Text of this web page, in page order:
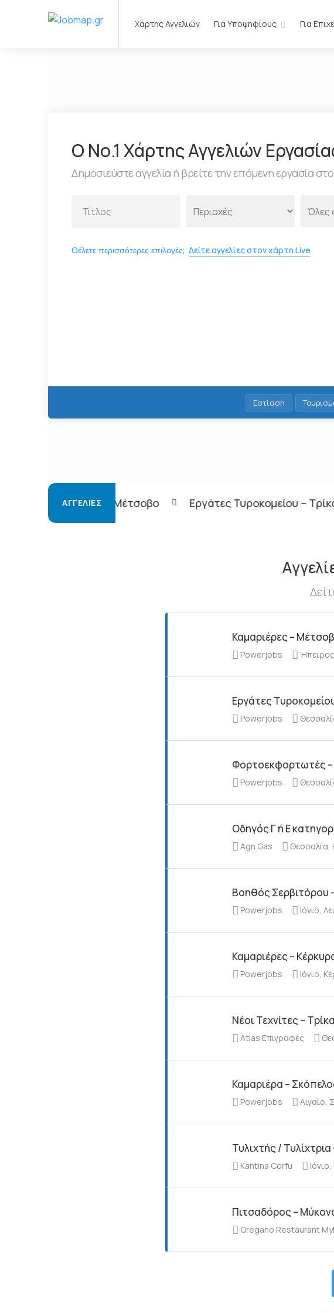
Χάρτης Αγγελιών Για Υποψηφίους Για
Ο Νο.1 Χάρτης Αγγελιών
Δημοσιεύστε αγγελία ή βρείτε την επόμενη εργασία
Θέλετε περισσότερες επιλογές; Δείτε αγγελίες στον χάρτη Live
Εστίαση
ΑΓΓΕΛΊΕΣ
Εργάτες Τυροκομείου – Τρίκαλα
Καμαριέρες –
Powerjobs
Εργάτες
Powerjobs
Φορτοεκφορτωτές –
Powerjobs
Οδηγός Γ ή Ε
Agn Gas Θεσσαλία,
Βοηθός Σερβιτόρου
Powerjobs Ιόνιο,
Καμαριέρες –
Powerjobs Ιόνιο,
Νέοι Τεχνίτες –
Atlas Επιγραφές
Καμαριέρα –
Powerjobs Αιγαίο,
Τυλιχτής /
Kantina Corfu
Πιτσαδόρος –
Oregano Restaurant